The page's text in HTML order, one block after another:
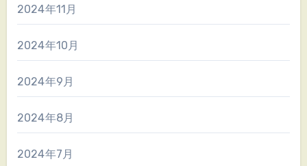
2024年11月
2024年10月
2024年9月
2024年8月
2024年7月